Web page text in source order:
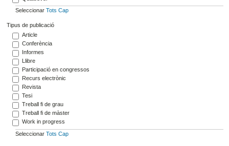
Seleccionar Tots Cap
Tipus de publicació
Article
Conferència
Informes
Llibre
Participació en congressos
Recurs electrònic
Revista
Tesi
Treball fi de grau
Treball fi de màster
Work in progress
Seleccionar Tots Cap